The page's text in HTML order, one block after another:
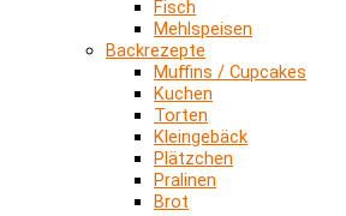
Fisch
Mehlspeisen
Backrezepte
Muffins / Cupcakes
Kuchen
Torten
Kleingebäck
Plätzchen
Pralinen
Brot